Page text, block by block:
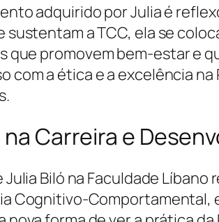
adquirido por Julia é
a TCC, ela se
que promovem bem-estar e
com a ética e a excelência
Carreira e
Julia Biló na Faculdade
Cognitivo-Comportamental,